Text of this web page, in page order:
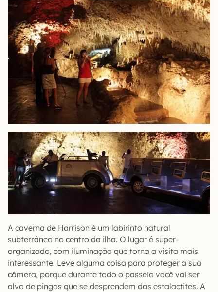
A caverna de Harrison é um labirinto natural
subterrâneo no centro da ilha. O lugar é super-
organizado, com iluminação que torna a visita mais
interessante. Leve alguma coisa para proteger a sua
câmera, porque durante todo o passeio você vai ser
alvo de pingos que se desprendem das estalactites. A